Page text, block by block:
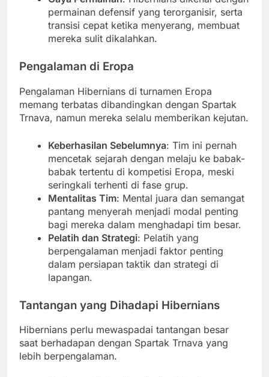
permainan defensif yang terorganisir, serta
transisi cepat ketika menyerang, membuat
mereka sulit dikalahkan.
Pengalaman di Eropa
Pengalaman Hibernians di turnamen Eropa
memang terbatas dibandingkan dengan Spartak
Trnava, namun mereka selalu memberikan kejutan.
Keberhasilan Sebelumnya: Tim ini pernah
mencetak sejarah dengan melaju ke babak-
babak tertentu di kompetisi Eropa, meski
seringkali terhenti di fase grup.
Mentalitas Tim: Mental juara dan semangat
pantang menyerah menjadi modal penting
bagi mereka dalam menghadapi tim besar.
Pelatih dan Strategi: Pelatih yang
berpengalaman menjadi faktor penting
dalam persiapan taktik dan strategi di
lapangan.
Tantangan yang Dihadapi Hibernians
Hibernians perlu mewaspadai tantangan besar
saat berhadapan dengan Spartak Trnava yang
lebih berpengalaman.